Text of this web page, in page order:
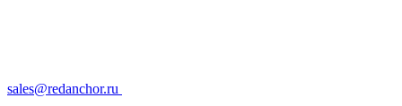
sales@redanchor.ru